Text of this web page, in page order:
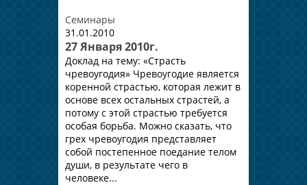
Семинары
31.01.2010
27 Января 2010г.
Доклад на тему: «Страсть
чревоугодия» Чревоугодие является
коренной страстью, которая лежит в
основе всех остальных страстей, а
потому с этой страстью требуется
особая борьба. Можно сказать, что
грех чревоугодия представляет
собой постепенное поедание телом
души, в результате чего в
человеке...